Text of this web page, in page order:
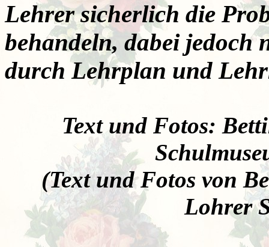
Lehrer sicherlich die
behandeln, dabei jedoch
durch Lehrplan und
Text und Fotos:
(Text und Fotos von
Lohrer